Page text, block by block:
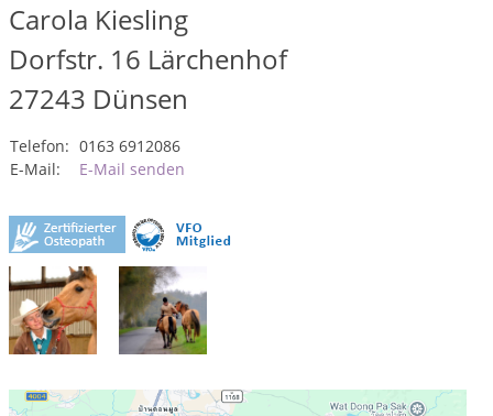
Carola Kiesling
Dorfstr. 16 Lärchenhof
27243 Dünsen
Telefon: 0163 6912086
E-Mail:
E-Mail senden